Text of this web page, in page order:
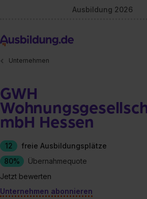
Ausbildung 2026
Unternehmen
GWH
mbH Hessen
12
freie Ausbildungsplätze
80%
Übernahmequote
Jetzt bewerten
Unternehmen abonnieren